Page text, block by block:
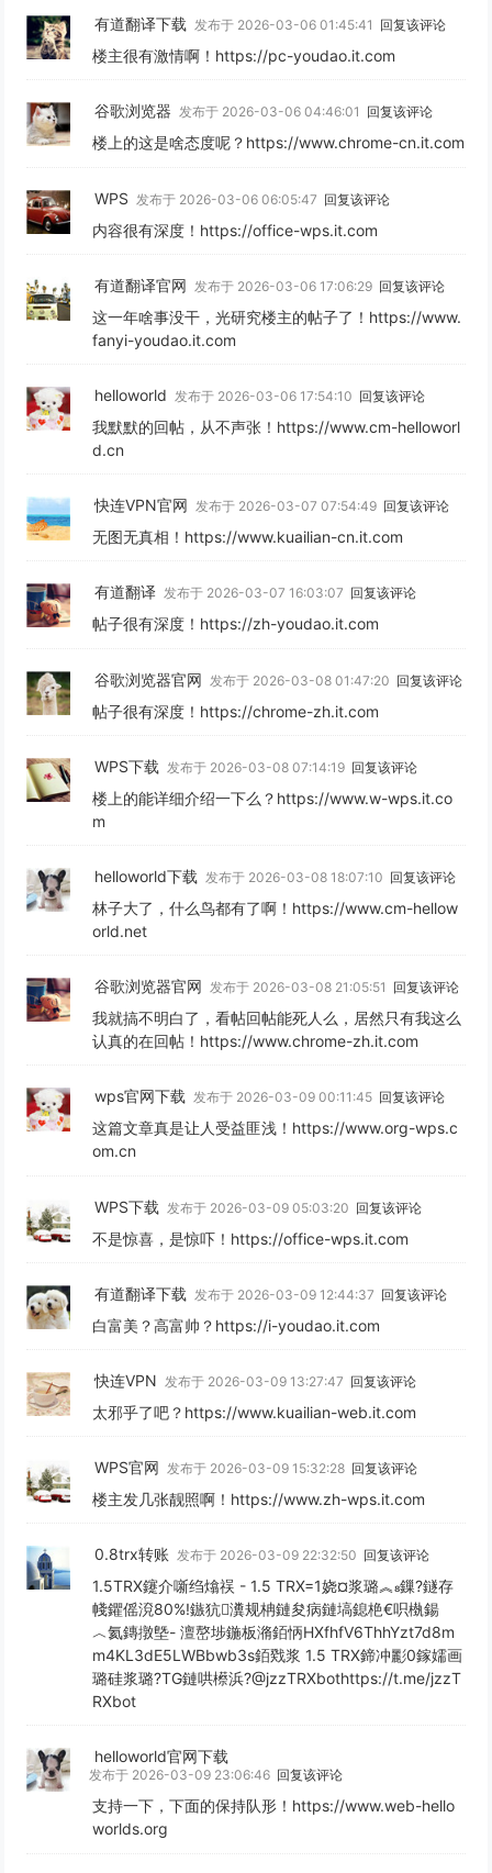
有道翻译下载 发布于 2026-03-06 01:45:41 回复该评论
楼主很有激情啊！https://pc-youdao.it.com
谷歌浏览器 发布于 2026-03-06 04:46:01 回复该评论
楼上的这是啥态度呢？https://www.chrome-cn.it.com
WPS 发布于 2026-03-06 06:05:47 回复该评论
内容很有深度！https://office-wps.it.com
有道翻译官网 发布于 2026-03-06 17:06:29 回复该评论
这一年啥事没干，光研究楼主的帖子了！https://www.
fanyi-youdao.it.com
helloworld 发布于 2026-03-06 17:54:10 回复该评论
我默默的回帖，从不声张！https://www.cm-helloworl
d.cn
快连VPN官网 发布于 2026-03-07 07:54:49 回复该评论
无图无真相！https://www.kuailian-cn.it.com
有道翻译 发布于 2026-03-07 16:03:07 回复该评论
帖子很有深度！https://zh-youdao.it.com
谷歌浏览器官网 发布于 2026-03-08 01:47:20 回复该评论
帖子很有深度！https://chrome-zh.it.com
WPS下载 发布于 2026-03-08 07:14:19 回复该评论
楼上的能详细介绍一下么？https://www.w-wps.it.co
m
helloworld下载 发布于 2026-03-08 18:07:10 回复该评论
林子大了，什么鸟都有了啊！https://www.cm-hellow
orld.net
谷歌浏览器官网 发布于 2026-03-08 21:05:51 回复该评论
我就搞不明白了，看帖回帖能死人么，居然只有我这么
认真的在回帖！https://www.chrome-zh.it.com
wps官网下载 发布于 2026-03-09 00:11:45 回复该评论
这篇文章真是让人受益匪浅！https://www.org-wps.c
om.cn
WPS下载 发布于 2026-03-09 05:03:20 回复该评论
不是惊喜，是惊吓！https://office-wps.it.com
有道翻译下载 发布于 2026-03-09 12:44:37 回复该评论
白富美？高富帅？https://i-youdao.it.com
快连VPN 发布于 2026-03-09 13:27:47 回复该评论
太邪乎了吧？https://www.kuailian-web.it.com
WPS官网 发布于 2026-03-09 15:32:28 回复该评论
楼主发几张靓照啊！https://www.zh-wps.it.com
0.8trx转账 发布于 2026-03-09 22:32:50 回复该评论
1.5TRX鑳介噺绉熻祦 - 1.5 TRX=1娆¤浆璐︽鏁?鐩存
帴鑺傜渷80%!鏃犺瀵规柟鏈夋病鏈塙鎴栬€呮槸鍚
︿氦鏄撴墍- 澶嶅埗鍦板潃銆怲HXfhfV6ThhYzt7d8m
m4KL3dE5LWBbwb3s銆戣浆 1.5 TRX鍗冲彲0鎵嬬画
璐硅浆璐?TG鏈哄櫒浜?@jzzTRXbothttps://t.me/jzzT
RXbot
helloworld官网下载
发布于 2026-03-09 23:06:46 回复该评论
支持一下，下面的保持队形！https://www.web-hello
worlds.org